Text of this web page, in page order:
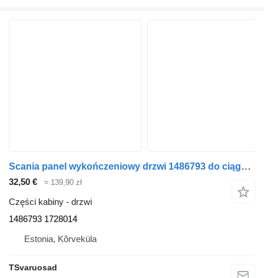
Scania panel wykończeniowy drzwi 1486793 do ciągnika siodłowego Scania P230
32,50 € ≈ 139,90 zł
Części kabiny - drzwi
1486793 1728014
Estonia, Kõrveküla
TSvaruosad